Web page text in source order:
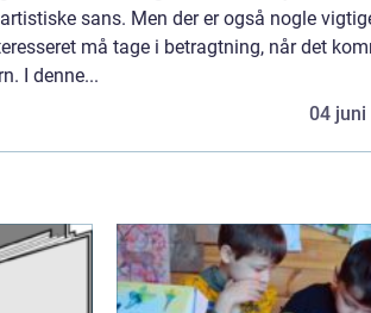
sans. Men der er også nogle
må tage i betragtning, når det
I denne...
04 juni